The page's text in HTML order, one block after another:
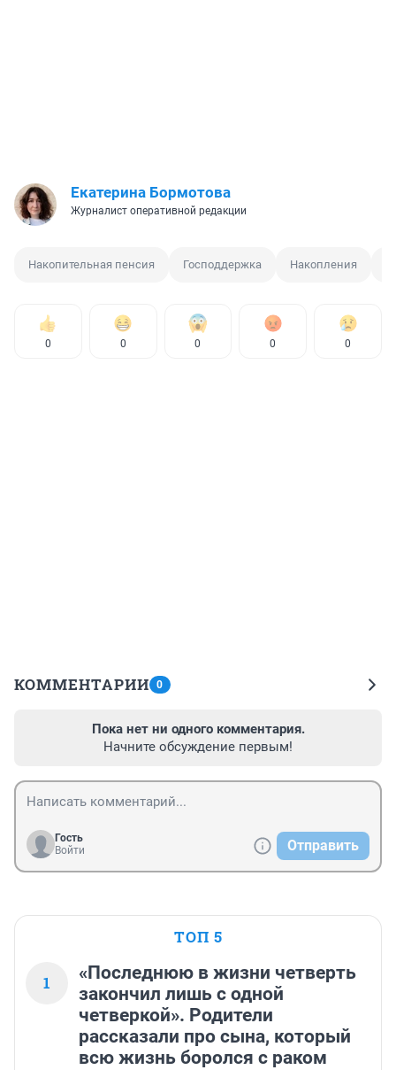
Екатерина Бормотова
Журналист оперативной редакции
Накопительная пенсия Господдержка Накопления
0 0 0 0 0
КОММЕНТАРИИ 0
Пока нет ни одного комментария.
Начните обсуждение первым!
Гость
Войти
Отправить
ТОП 5
1
«Последнюю в жизни четверть
закончил лишь с одной
четверкой». Родители
рассказали про сына, который
всю жизнь боролся с раком